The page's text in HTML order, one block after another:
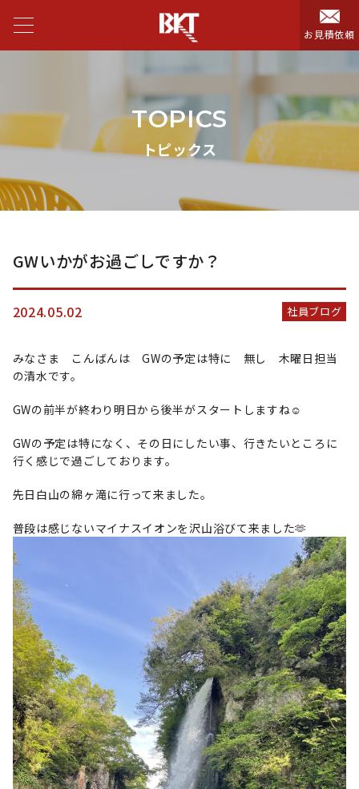
お見積依頼
TOPICS
トピックス
GWいかがお過ごしですか？
2024.05.02 社員ブログ
みなさま こんばんは GWの予定は特に 無し 木曜日担当
の清水です。
GWの前半が終わり明日から後半がスタートしますね☺️
GWの予定は特になく、その日にしたい事、行きたいところに
行く感じで過ごしております。
先日白山の綿ヶ滝に行って来ました。
普段は感じないマイナスイオンを沢山浴びて来ました🫶